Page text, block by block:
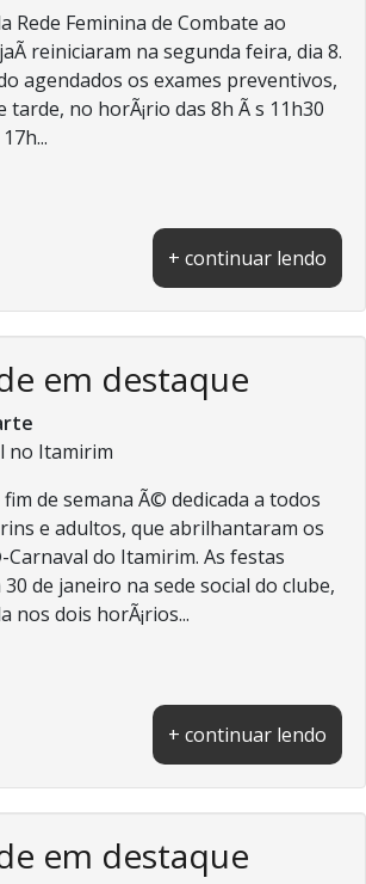
Rede Feminina de Combate ao
reiniciaram na segunda feira, dia 8.
agendados os exames preventivos,
tarde, no horÃ¡rio das 8h Ã s 11h30
+ continuar lendo
em destaque
no Itamirim
de semana Ã© dedicada a todos
e adultos, que abrilhantaram os
do Itamirim. As festas
de janeiro na sede social do clube,
nos dois horÃ¡rios...
+ continuar lendo
em destaque